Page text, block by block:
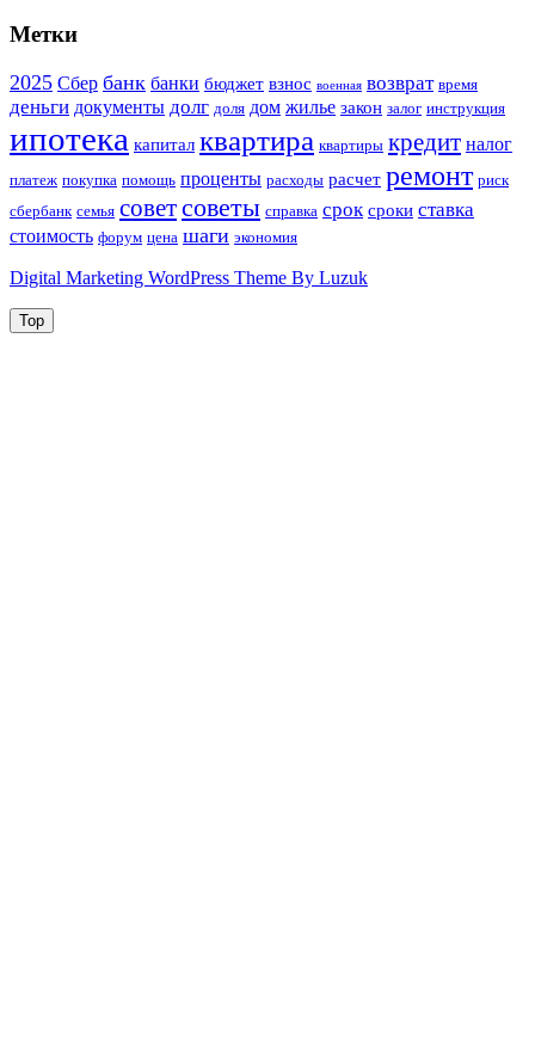
Метки
2025 Сбер банк банки бюджет взнос военная возврат время
деньги документы долг доля дом жилье закон залог инструкция
ипотека капитал квартира квартиры кредит налог
платеж покупка помощь проценты расходы расчет ремонт риск
сбербанк семья советсоветы справка срок сроки ставка
стоимость форум цена шаги экономия
Digital Marketing WordPress Theme By Luzuk
Top